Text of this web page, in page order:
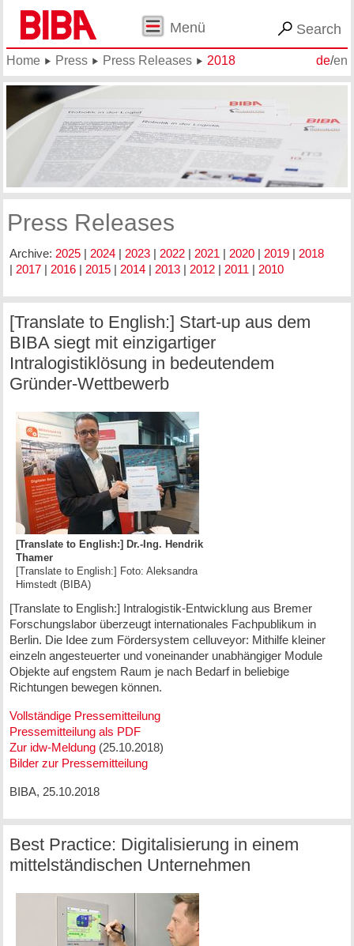
Menü Search
de/en
Home Press Press Releases 2018
Press Releases
Archive: 2025| 2024| 2023| 2022| 2021 | 2020| 2019| 2018
| 2017| 2016| 2015| 2014| 2013| 2012| 2011 | 2010
[Translate to English:] Start-up aus dem
BIBA siegt mit einzigartiger
Intralogistiklösung in bedeutendem
Gründer-Wettbewerb
[Translate to English:] Dr.-Ing. Hendrik
Thamer
[Translate to English:] Foto: Aleksandra
Himstedt (BIBA)
[Translate to English:] Intralogistik-Entwicklung aus Bremer
Forschungslabor überzeugt internationales Fachpublikum in
Berlin. Die Idee zum Fördersystem celluveyor: Mithilfe kleiner
einzeln angesteuerter und voneinander unabhängiger Module
Objekte auf engstem Raum je nach Bedarf in beliebige
Richtungen bewegen können.
Vollständige Pressemitteilung
Pressemitteilung als PDF
Zur idw-Meldung(25.10.2018)
Bilder zur Pressemitteilung
BIBA, 25.10.2018
Best Practice: Digitalisierung in einem
mittelständischen Unternehmen